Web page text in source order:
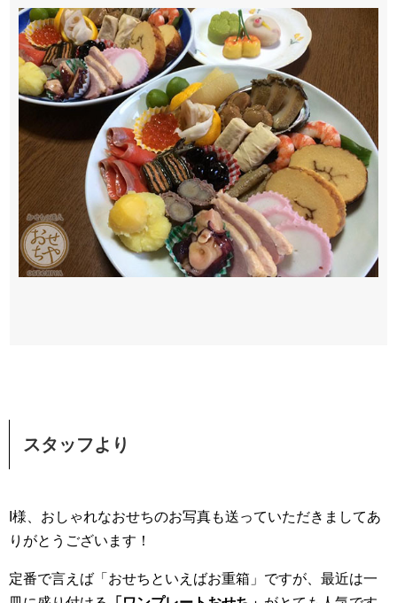
スタッフより
I様、おしゃれなおせちのお写真も送っていただきましてあ
りがとうございます！
定番で言えば「おせちといえばお重箱」ですが、最近は一